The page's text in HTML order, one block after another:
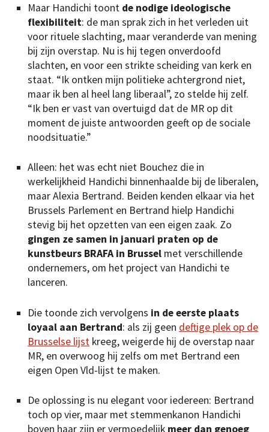
Maar Handichi toont de nodige ideologische
flexibiliteit: de man sprak zich in het verleden uit
voor rituele slachting, maar veranderde van mening
bij zijn overstap. Nu is hij tegen onverdoofd
slachten, en voor een strikte scheiding van kerk en
staat. “Ik ontken mijn politieke achtergrond niet,
maar ik ben al heel lang liberaal”, zo stelde hij zelf.
“Ik ben er vast van overtuigd dat de MR op dit
moment de juiste antwoorden geeft op de sociale
noodsituatie.”
Alleen: het was echt niet Bouchez die in
werkelijkheid Handichi binnenhaalde bij de liberalen,
maar Alexia Bertrand. Beiden kenden elkaar via het
Brussels Parlement en Bertrand hielp Handichi
stevig bij het opzetten van een eigen zaak. Zo
gingen ze samen in januari praten op de
kunstbeurs BRAFA in Brussel met verschillende
ondernemers, om het project van Handichi te
lanceren.
Die toonde zich vervolgens in de eerste plaats
loyaal aan Bertrand: als zij geen deftige plek op de
Brusselse lijst kreeg, weigerde hij de overstap naar
MR, en overwoog hij zelfs om met Bertrand een
eigen Open Vld-lijst te maken.
De oplossing is nu elegant voor iedereen: Bertrand
toch op vier, maar met stemmenkanon Handichi
boven haar zijn er vermoedelijk meer dan genoeg